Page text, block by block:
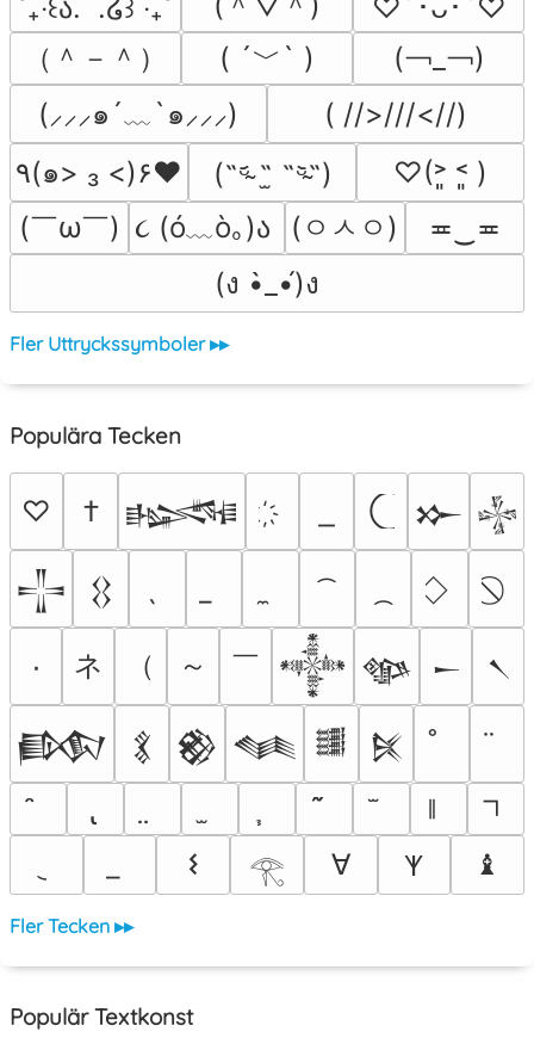
˚₊‧꒰ა.  .໒꒱ ‧₊˚
♡´･ᴗ･`♡
（＾－＾）
( ´﹀` )
(￢_￢)
(⸝⸝⸝๑´﹏`๑⸝⸝⸝)
( //>///<//)
٩(๑> ₃ <)۶♥
(˵ᵕ̴᷄ ˶̫ ˶ᵕ̴᷅˵)
♡(˃͈ ˂͈ )
(￣ω￣﻿) ૮ (ó﹏ò｡)ა (ㅇㅅㅇ)
≖‿≖
(ง •̀_•́)ง
Fler Uttryckssymboler ▸▸
Populära Tecken
♡ † 𒈙 𒁍 𒈔
𒋲 𒌐
٠ ネ （ ～ ￣ 𒀱 𒀲 𒀸 𒀹
𒁃 𒃽 𒆙 𒈝 𒌃 𒍮
𐌔 𓂀 ∀ 𐊵 ♝
Fler Tecken ▸▸
Populär Textkonst